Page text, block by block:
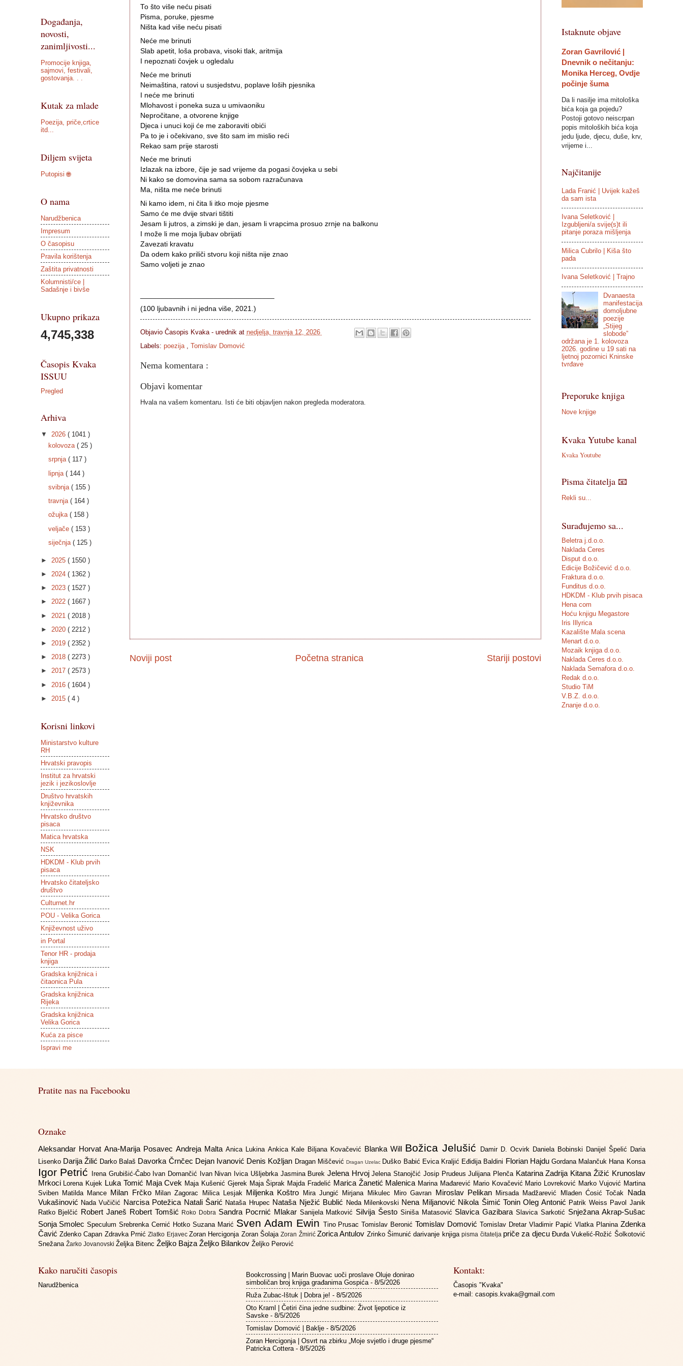
To što više neću pisati
Pisma, poruke, pjesme
Ništa kad više neću pisati
Neće me brinuti
Slab apetit, loša probava, visoki tlak, aritmija
I nepoznati čovjek u ogledalu
Neće me brinuti
Neimaština, ratovi u susjedstvu, poplave loših pjesnika
I neće me brinuti
Mlohavost i poneka suza u umivaoniku
Nepročitane, a otvorene knjige
Djeca i unuci koji će me zaboraviti obići
Pa to je i očekivano, sve što sam im mislio reći
Rekao sam prije starosti
Neće me brinuti
Izlazak na izbore, čije je sad vrijeme da pogasi čovjeka u sebi
Ni kako se domovina sama sa sobom razračunava
Ma, ništa me neće brinuti
Ni kamo idem, ni čita li itko moje pjesme
Samo će me dvije stvari tištiti
Jesam li jutros, a zimski je dan, jesam li vrapcima prosuo zrnje na balkonu
I može li me moja ljubav obrijati
Zavezati kravatu
Da odem kako priliči stvoru koji ništa nije znao
Samo voljeti je znao
(100 ljubavnih i ni jedna više, 2021.)
Objavio Časopis Kvaka - urednik at nedjelja, travnja 12, 2026
Labels: poezija , Tomislav Domović
Nema komentara :
Objavi komentar
Hvala na vašem komentaru. Isti će biti objavljen nakon pregleda moderatora.
Noviji post Stariji postovi
Početna stranica
Događanja,
novosti,
zanimljivosti...
Promocije knjiga,
sajmovi, festivali,
gostovanja. . .
Kutak za mlade
Poezija, priče,crtice
itd...
Diljem svijeta
Putopisi 🌐
O nama
Narudžbenica
Impresum
O časopisu
Pravila korištenja
Zaštita privatnosti
Kolumnisti/ce |
Sadašnje i bivše
Ukupno prikaza
4,745,338
Časopis Kvaka
ISSUU
Pregled
Arhiva
▼ 2026 ( 1041 )
kolovoza ( 25 )
srpnja ( 117 )
lipnja ( 144 )
svibnja ( 155 )
travnja ( 164 )
ožujka ( 158 )
veljače ( 153 )
siječnja ( 125 )
► 2025 ( 1550 )
► 2024 ( 1362 )
► 2023 ( 1527 )
► 2022 ( 1667 )
► 2021 ( 2018 )
► 2020 ( 2212 )
► 2019 ( 2352 )
► 2018 ( 2273 )
► 2017 ( 2573 )
► 2016 ( 1604 )
► 2015 ( 4 )
Korisni linkovi
Ministarstvo kulture
RH
Hrvatski pravopis
Institut za hrvatski
jezik i jezikoslovlje
Društvo hrvatskih
književnika
Hrvatsko društvo
pisaca
Matica hrvatska
NSK
HDKDM - Klub prvih
pisaca
Hrvatsko čitateljsko
društvo
Culturnet.hr
POU - Velika Gorica
Književnost uživo
in Portal
Tenor HR - prodaja
knjiga
Gradska knjižnica i
čitaonica Pula
Gradska knjižnica
Rijeka
Gradska knjižnica
Velika Gorica
Kuća za pisce
Ispravi me
Istaknute objave
Zoran Gavrilović |
Dnevnik o nečitanju:
Monika Herceg, Ovdje
počinje šuma
Da li nasilje ima mitološka
bića koja ga pojedu?
Postoji gotovo neiscrpan
popis mitoloških bića koja
jedu ljude, djecu, duše, krv,
vrijeme i...
Najčitanije
Lada Franić | Uvijek kažeš
da sam ista
Ivana Seletković |
Izgubljeni/a svije(s)t ili
pitanje poraza mišljenja
Milica Cubrilo | Kiša što
pada
Ivana Seletković | Trajno
Dvanaesta
manifestacija
domoljubne
poezije
„Stijeg
slobode”
održana je 1. kolovoza
2026. godine u 19 sati na
ljetnoj pozornici Kninske
tvrđave
Preporuke knjiga
Nove knjige
Kvaka Yutube kanal
Kvaka Youtube
Pisma čitatelja 📧
Rekli su...
Surađujemo sa...
Beletra j.d.o.o.
Naklada Ceres
Disput d.o.o.
Edicije Božičević d.o.o.
Fraktura d.o.o.
Funditus d.o.o.
HDKDM - Klub prvih pisaca
Hena com
Hoću knjigu Megastore
Iris Illyrica
Kazalište Mala scena
Menart d.o.o.
Mozaik knjiga d.o.o.
Naklada Ceres d.o.o.
Naklada Semafora d.o.o.
Redak d.o.o.
Studio TiM
V.B.Z. d.o.o.
Znanje d.o.o.
Pratite nas na Facebooku
Oznake
Aleksandar Horvat Ana-Marija Posavec Andreja Malta Anica Lukina Ankica Kale Biljana Kovačević Blanka Will Božica Jelušić Damir D. Ocvirk Daniela Bobinski Danijel Špelić Daria
Lisenko Darija Žilić Darko Balaš Davorka Črnčec Dejan Ivanović Denis Kožljan Dragan MiščevićDragan Uzelac Duško Babić Evica Kraljić Eđidija Baldini Florian Hajdu Gordana Malančuk Hana Konsa
Igor Petrić Irena Grubišić-Čabo Ivan Domančić Ivan Nivan Ivica Ušljebrka Jasmina BurekJelena HrvojJelena Stanojčić Josip PrudeusJulijana Plenča Katarina Zadrija Kitana Žižić Krunoslav
Mrkoci Lorena Kujek Luka Tomić Maja Cvek Maja Kušenić Gjerek Maja Šiprak Majda Fradelić Marica Žanetić Malenica Marina Mađarević Mario Kovačević Mario Lovreković Marko Vujović Martina
Sviben Matilda Mance Milan Frčko Milan Zagorac Milica Lesjak Miljenka Koštro Mira Jungić Mirjana Mikulec Miro Gavran Miroslav Pelikan Mirsada Madžarević Mladen Ćosić Točak Nada
Vukašinović Nada Vučičić Narcisa Potežica Natali Šarić Nataša Hrupec Nataša Nježić Bublić Neda Milenkovski Nena Miljanović Nikola Šimić ToninOleg Antonić Patrik Weiss Pavol Janik
Ratko Bjelčić Robert Janeš Robert Tomšić Roko Dobra Sandra Pocrnić Mlakar Sanijela Matković Silvija Šesto Siniša Matasović Slavica GazibaraSlavica Sarkotić Snježana Akrap-Sušac
Sonja SmolecSpeculumSrebrenka Cernić Hotko Suzana Marić Sven Adam Ewin Tino PrusacTomislav Beronić Tomislav DomovićTomislav Dretar Vladimir Papić Vlatka Planina Zdenka
Čavić Zdenko Capan Zdravka PrnićZlatko Erjavec Zoran Hercigonja Zoran ŠolajaZoran ŽmirićZorica Antulov Zrinko Šimunićdarivanje knjigapisma čitatelja priče za djecu Đurđa Vukelić-Rožić Šolkotović
Snežana Žarko Jovanovski Željka Bitenc Željko Bajza Željko Bilankov Željko Perović
Kako naručiti časopis
Narudžbenica
Bookcrossing | Marin Buovac uoči proslave Oluje donirao
simboličan broj knjiga građanima Gospića- 8/5/2026
Ruža Zubac-Ištuk | Dobra je! - 8/5/2026
Oto Kraml | Četiri čina jedne sudbine: Život ljepotice iz
Savske- 8/5/2026
Tomislav Domović | Baklje- 8/5/2026
Zoran Hercigonja | Osvrt na zbirku „Moje svjetlo i druge pjesme“
Patricka Cottera- 8/5/2026
Kontakt:
Časopis "Kvaka"
e-mail: casopis.kvaka@gmail.com